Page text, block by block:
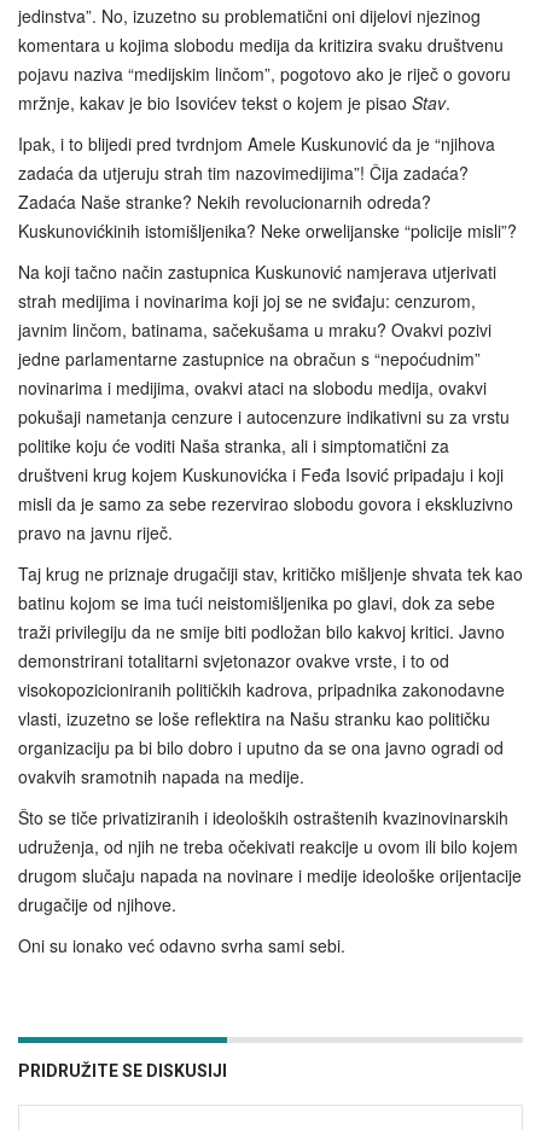
jedinstva”. No, izuzetno su problematični oni dijelovi njezinog
komentara u kojima slobodu medija da kritizira svaku društvenu
pojavu naziva “medijskim linčom”, pogotovo ako je riječ o govoru
mržnje, kakav je bio Isovićev tekst o kojem je pisao Stav.
Ipak, i to blijedi pred tvrdnjom Amele Kuskunović da je “njihova
zadaća da utjeruju strah tim nazovimedijima”! Čija zadaća?
Zadaća Naše stranke? Nekih revolucionarnih odreda?
Kuskunovićkinih istomišljenika? Neke orwelijanske “policije misli”?
Na koji tačno način zastupnica Kuskunović namjerava utjerivati
strah medijima i novinarima koji joj se ne sviđaju: cenzurom,
javnim linčom, batinama, sačekušama u mraku? Ovakvi pozivi
jedne parlamentarne zastupnice na obračun s “nepoćudnim”
novinarima i medijima, ovakvi ataci na slobodu medija, ovakvi
pokušaji nametanja cenzure i autocenzure indikativni su za vrstu
politike koju će voditi Naša stranka, ali i simptomatični za
društveni krug kojem Kuskunovićka i Feđa Isović pripadaju i koji
misli da je samo za sebe rezervirao slobodu govora i ekskluzivno
pravo na javnu riječ.
Taj krug ne priznaje drugačiji stav, kritičko mišljenje shvata tek kao
batinu kojom se ima tući neistomišljenika po glavi, dok za sebe
traži privilegiju da ne smije biti podložan bilo kakvoj kritici. Javno
demonstrirani totalitarni svjetonazor ovakve vrste, i to od
visokopozicioniranih političkih kadrova, pripadnika zakonodavne
vlasti, izuzetno se loše reflektira na Našu stranku kao političku
organizaciju pa bi bilo dobro i uputno da se ona javno ogradi od
ovakvih sramotnih napada na medije.
Što se tiče privatiziranih i ideoloških ostraštenih kvazinovinarskih
udruženja, od njih ne treba očekivati reakcije u ovom ili bilo kojem
drugom slučaju napada na novinare i medije ideološke orijentacije
drugačije od njihove.
Oni su ionako već odavno svrha sami sebi.
PRIDRUŽITE SE DISKUSIJI